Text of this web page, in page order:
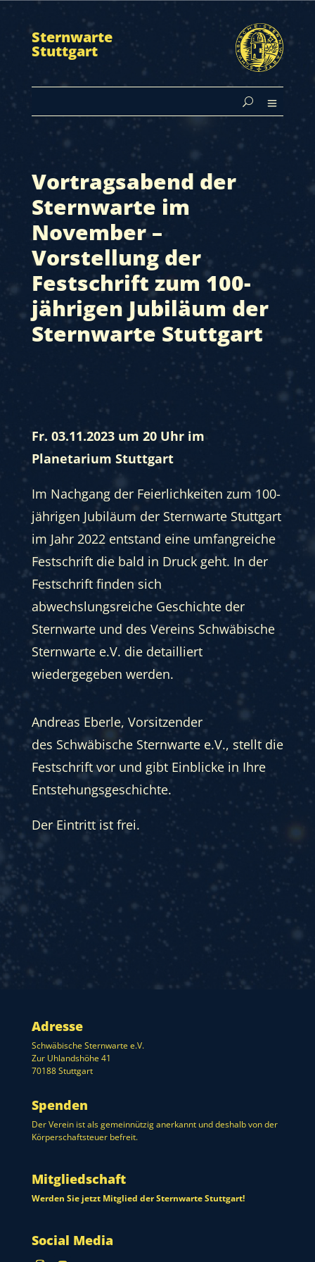
Sternwarte
Stuttgart
Vortragsabend der
Sternwarte im
November –
Vorstellung der
Festschrift zum 100-
jährigen Jubiläum der
Sternwarte Stuttgart
Fr. 03.11.2023 um 20 Uhr im
Planetarium Stuttgart
Im Nachgang der Feierlichkeiten zum 100-
jährigen Jubiläum der Sternwarte Stuttgart
im Jahr 2022 entstand eine umfangreiche
Festschrift die bald in Druck geht. In der
Festschrift finden sich
abwechslungsreiche Geschichte der
Sternwarte und des Vereins Schwäbische
Sternwarte e.V. die detailliert
wiedergegeben werden.
Andreas Eberle, Vorsitzender
des Schwäbische Sternwarte e.V., stellt die
Festschrift vor und gibt Einblicke in Ihre
Entstehungsgeschichte.
Der Eintritt ist frei.
Adresse
Schwäbische Sternwarte e.V.
Zur Uhlandshöhe 41
70188 Stuttgart
Spenden
Der Verein ist als gemeinnützig anerkannt und deshalb von der
Körperschaftsteuer befreit.
Mitgliedschaft
Werden Sie jetzt Mitglied der Sternwarte Stuttgart!
Social Media